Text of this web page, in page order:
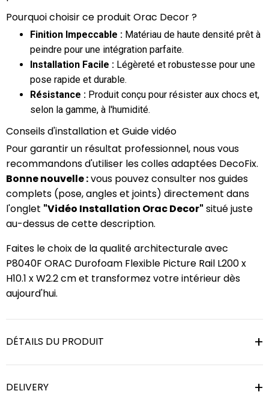
Pourquoi choisir ce produit Orac Decor ?
Finition Impeccable : Matériau de haute densité prêt à
peindre pour une intégration parfaite.
Installation Facile : Légèreté et robustesse pour une
pose rapide et durable.
Résistance : Produit conçu pour résister aux chocs et,
selon la gamme, à l'humidité.
Conseils d'installation et Guide vidéo
Pour garantir un résultat professionnel, nous vous
recommandons d'utiliser les colles adaptées DecoFix.
Bonne nouvelle :vous pouvez consulter nos guides
complets (pose, angles et joints) directement dans
l'onglet "Vidéo Installation Orac Decor" situé juste
au-dessus de cette description.
Faites le choix de la qualité architecturale avec
P8040F ORAC Durofoam Flexible Picture Rail L200 x
H10.1 x W2.2 cm et transformez votre intérieur dès
aujourd'hui.
DÉTAILS DU PRODUIT
DELIVERY